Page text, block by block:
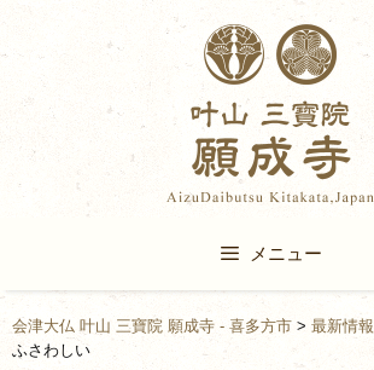
to
content
メニュー
会津大仏 叶山 三寶院 願成寺 - 喜多方市 > 最新情報
ふさわしい